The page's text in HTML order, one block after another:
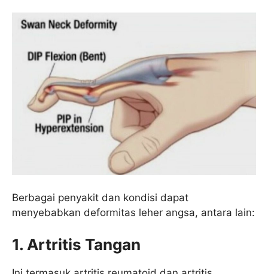
Berbagai penyakit dan kondisi dapat
menyebabkan deformitas leher angsa, antara lain:
1. Artritis Tangan